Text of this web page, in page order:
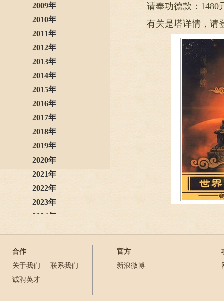
2009年
2010年
2011年
2012年
2013年
2014年
2015年
2016年
2017年
2018年
2019年
2020年
2021年
2022年
2023年
2024年
请奉功德款：1480
有关是塔详情，请
合作
关于我们
联系我们
诚聘英才
官方
新浪微博